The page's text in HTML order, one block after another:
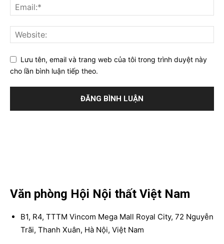
Lưu tên, email và trang web của tôi trong trình duyệt này
cho lần bình luận tiếp theo.
Văn phòng Hội Nội thất Việt Nam
B1, R4, TTTM Vincom Mega Mall Royal City, 72 Nguyễn
Trãi, Thanh Xuân, Hà Nội, Việt Nam